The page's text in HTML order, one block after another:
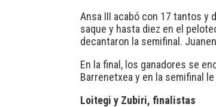
Ansa III acabó con 17 tantos y
saque y hasta diez en el
decantaron la semifinal.
En la final, los ganadores se
Barrenetxea y en la semifinal
Loitegi y Zubiri, finalistas